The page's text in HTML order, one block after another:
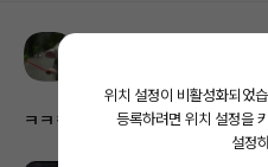
ㅋㅋㅋ
위치 설정이 비활성화되었
등록하려면 위치 설정을
설정